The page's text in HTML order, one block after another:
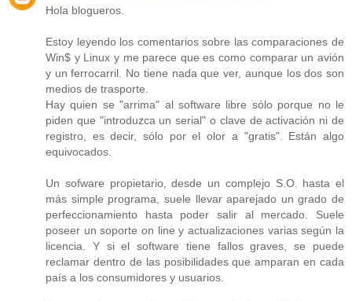
Hola blogueros.
Estoy leyendo los comentarios sobre las comparaciones de
Win$ y Linux y me parece que es como comparar un avión
y un ferrocarril. No tiene nada que ver, aunque los dos son
medios de trasporte.
Hay quien se "arrima" al software libre sólo porque no le
piden que "introduzca un serial" o clave de activación ni de
registro, es decir, sólo por el olor a "gratis". Están algo
equivocados.
Un sofware propietario, desde un complejo S.O. hasta el
más simple programa, suele llevar aparejado un grado de
perfeccionamiento hasta poder salir al mercado. Suele
poseer un soporte on line y actualizaciones varias según la
licencia. Y si el software tiene fallos graves, se puede
reclamar dentro de las posibilidades que amparan en cada
país a los consumidores y usuarios.